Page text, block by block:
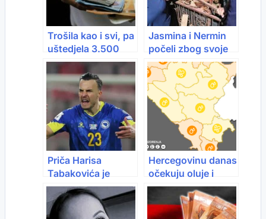
Trošila kao i svi, pa
uštedjela 3.500
eura: Promijenila
samo ove 4 stvari
Jasmina i Nermin
počeli zbog svoje
djece: Danas su
dokaz da se od
domaće
proizvodnje može
uspjeti
Priča Harisa
Tabakovića je
inspiracija svima:
Prije 10 godina
tražio sliku sa
Hercegovinu danas
očekuju oluje i
obilne padavine:
Upaljen
narandžasti